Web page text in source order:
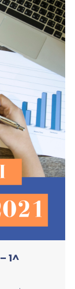
1^